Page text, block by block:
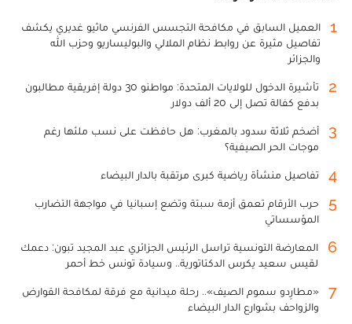
1
العميل السابق في مكافحة التجسس الفرنسي ماثيو غديري يكشف
تفاصيل مثيرة عن روابط نظام الملالي والبوليساريو وحزب الله
والجزائر
2
تأشيرة الدخول للولايات المتحدة: مواطنو 30 دولة إفريقية مطالبون
بدفع كفالة تصل إلى 20 ألف دولار
3
أضخم ثلاثة سدود بالمغرب: هل حافظت على نسب ملئها رغم
موجات الحر الصيفية؟
4 تفاصيل منشأة رياضية كبرى مرتقبة بالدار البيضاء
5
حرب الأرقام تعمق أزمة سبتة وتضع إسبانيا في مواجهة التضارب
المؤسساتي
6
المعارضة التونسية تراسل الرئيس الجزائري عبد المجيد تبون: دعمك
لقيس سعيد يكرس الدكتاتورية.. وسيادة تونس خط أحمر
7
«مطارِدو سموم الصيف».. رحلة ميدانية مع فرقة لمكافحة القوارض
والزواحف بشوارع الدار البيضاء